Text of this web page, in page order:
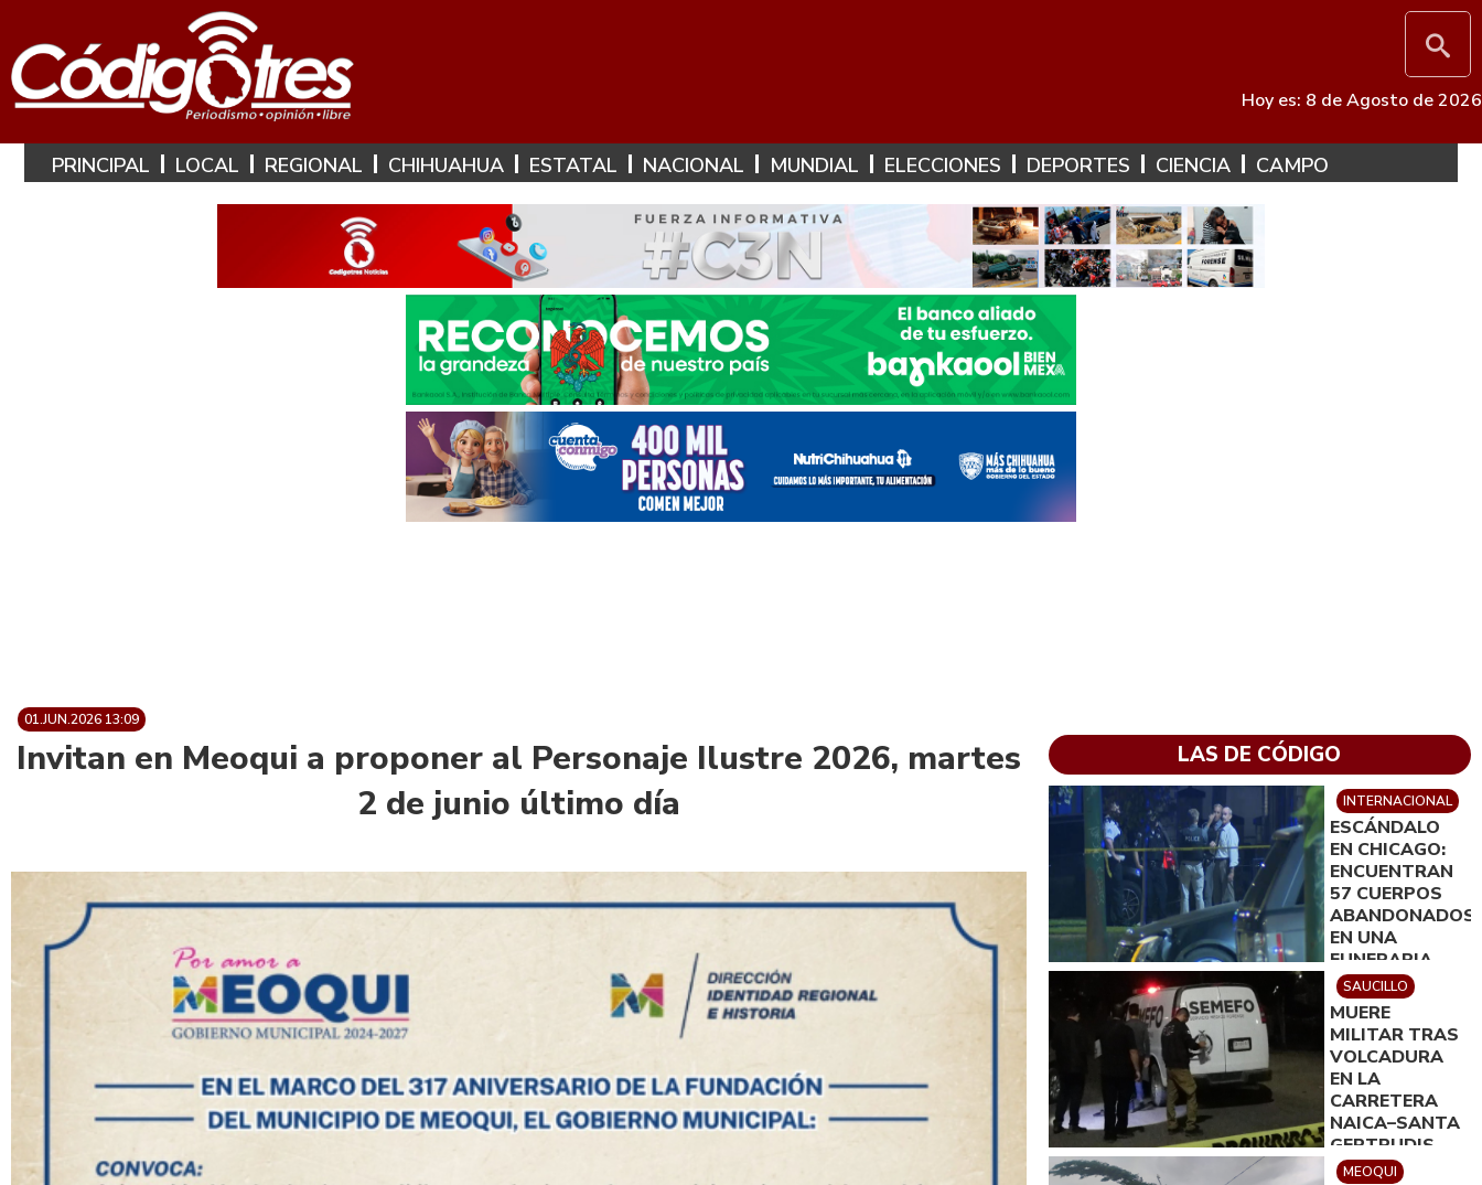
Hoy es: 8 de Agosto de 2026
PRINCIPAL LOCAL REGIONAL CHIHUAHUA ESTATAL NACIONAL MUNDIAL ELECCIONES DEPORTES CIENCIA CAMPO
01.JUN.2026 13:09
Invitan en Meoqui a proponer al Personaje Ilustre 2026, martes
2 de junio último día
LAS DE CÓDIGO
INTERNACIONAL
ESCÁNDALO
EN CHICAGO:
ENCUENTRAN
57 CUERPOS
ABANDONADOS
EN UNA
FUNERARIA
SAUCILLO
MUERE
MILITAR TRAS
VOLCADURA
EN LA
CARRETERA
NAICA–SANTA
GERTRUDIS
MEOQUI